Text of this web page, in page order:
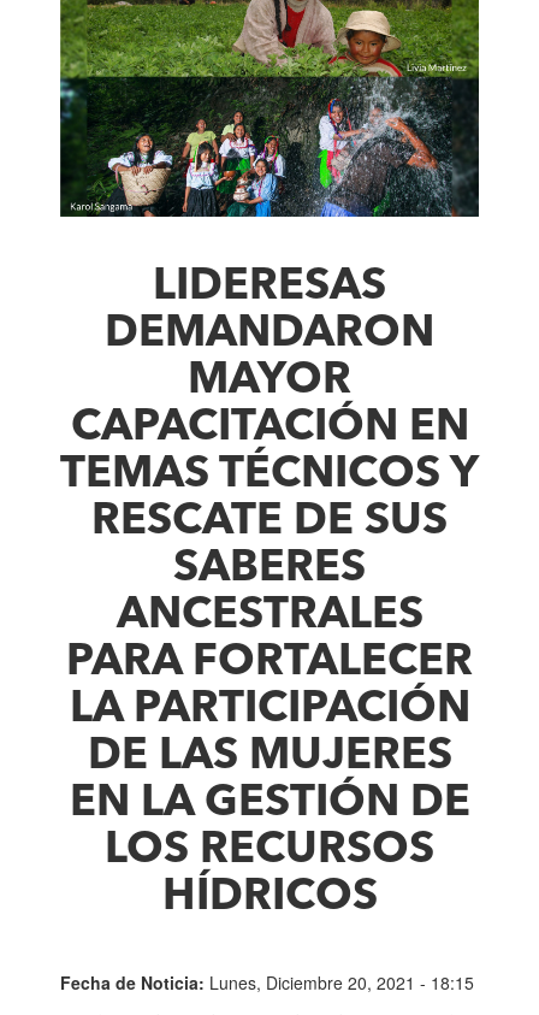
LIDERESAS
DEMANDARON
MAYOR
CAPACITACIÓN EN
TEMAS TÉCNICOS Y
RESCATE DE SUS
SABERES
ANCESTRALES
PARA FORTALECER
LA PARTICIPACIÓN
DE LAS MUJERES
EN LA GESTIÓN DE
LOS RECURSOS
HÍDRICOS
Fecha de Noticia: Lunes, Diciembre 20, 2021 - 18:15